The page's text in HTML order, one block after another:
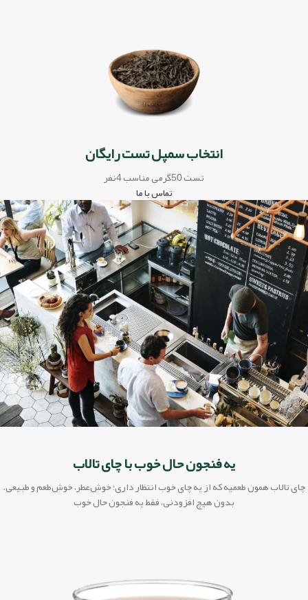
تخفیف ویژه برای کافه
10%تخفیف برای خرید بالای 5کیلو
60
Days 18 42
Min 58
انتخاب سمپل تست رایگان
تست 50گرمی مناسب 4نفر
تماس با ما
یه فنجون حال خوب با چای تالاب
چای تالاب همون طعمیه که از یه چای خوب انتظار داری؛ خوش‌عطر، خوش‌طعم و طبیعی.
بدون هیچ افزودنی، فقط یه فنجون حال خوب